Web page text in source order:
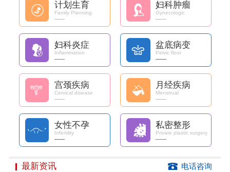
计划生育
Family Planning
妇科肿瘤
Gynecologic
妇科炎症
Inflammation
盆底病变
Pelvic floor
宫颈疾病
Cervical disease
月经疾病
Menstrual
女性不孕
Infertility
私密整形
Private plastic surgery
最新资讯 电话咨询